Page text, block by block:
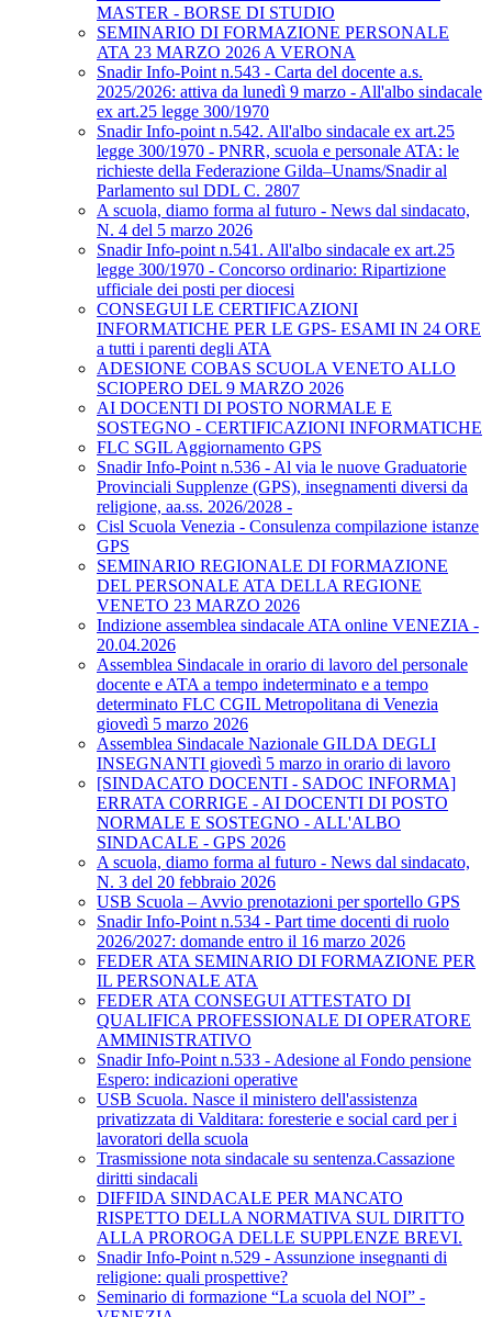
MASTER - BORSE DI STUDIO
SEMINARIO DI FORMAZIONE PERSONALE
ATA 23 MARZO 2026 A VERONA
Snadir Info-Point n.543 - Carta del docente a.s.
2025/2026: attiva da lunedì 9 marzo - All'albo sindacale
ex art.25 legge 300/1970
Snadir Info-point n.542. All'albo sindacale ex art.25
legge 300/1970 - PNRR, scuola e personale ATA: le
richieste della Federazione Gilda–Unams/Snadir al
Parlamento sul DDL C. 2807
A scuola, diamo forma al futuro - News dal sindacato,
N. 4 del 5 marzo 2026
Snadir Info-point n.541. All'albo sindacale ex art.25
legge 300/1970 - Concorso ordinario: Ripartizione
ufficiale dei posti per diocesi
CONSEGUI LE CERTIFICAZIONI
INFORMATICHE PER LE GPS- ESAMI IN 24 ORE
a tutti i parenti degli ATA
ADESIONE COBAS SCUOLA VENETO ALLO
SCIOPERO DEL 9 MARZO 2026
AI DOCENTI DI POSTO NORMALE E
SOSTEGNO - CERTIFICAZIONI INFORMATICHE
FLC SGIL Aggiornamento GPS
Snadir Info-Point n.536 - Al via le nuove Graduatorie
Provinciali Supplenze (GPS), insegnamenti diversi da
religione, aa.ss. 2026/2028 -
Cisl Scuola Venezia - Consulenza compilazione istanze
GPS
SEMINARIO REGIONALE DI FORMAZIONE
DEL PERSONALE ATA DELLA REGIONE
VENETO 23 MARZO 2026
Indizione assemblea sindacale ATA online VENEZIA -
20.04.2026
Assemblea Sindacale in orario di lavoro del personale
docente e ATA a tempo indeterminato e a tempo
determinato FLC CGIL Metropolitana di Venezia
giovedì 5 marzo 2026
Assemblea Sindacale Nazionale GILDA DEGLI
INSEGNANTI giovedì 5 marzo in orario di lavoro
[SINDACATO DOCENTI - SADOC INFORMA]
ERRATA CORRIGE - AI DOCENTI DI POSTO
NORMALE E SOSTEGNO - ALL'ALBO
SINDACALE - GPS 2026
A scuola, diamo forma al futuro - News dal sindacato,
N. 3 del 20 febbraio 2026
USB Scuola – Avvio prenotazioni per sportello GPS
Snadir Info-Point n.534 - Part time docenti di ruolo
2026/2027: domande entro il 16 marzo 2026
FEDER ATA SEMINARIO DI FORMAZIONE PER
IL PERSONALE ATA
FEDER ATA CONSEGUI ATTESTATO DI
QUALIFICA PROFESSIONALE DI OPERATORE
AMMINISTRATIVO
Snadir Info-Point n.533 - Adesione al Fondo pensione
Espero: indicazioni operative
USB Scuola. Nasce il ministero dell'assistenza
privatizzata di Valditara: foresterie e social card per i
lavoratori della scuola
Trasmissione nota sindacale su sentenza.Cassazione
diritti sindacali
DIFFIDA SINDACALE PER MANCATO
RISPETTO DELLA NORMATIVA SUL DIRITTO
ALLA PROROGA DELLE SUPPLENZE BREVI.
Snadir Info-Point n.529 - Assunzione insegnanti di
religione: quali prospettive?
Seminario di formazione “La scuola del NOI” -